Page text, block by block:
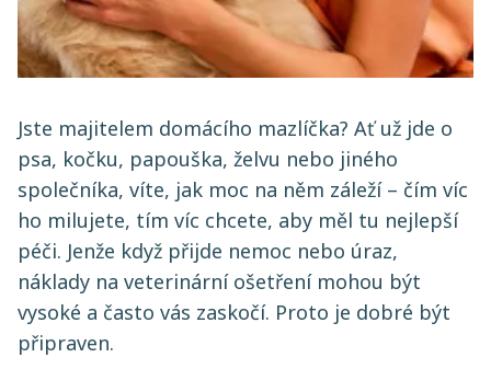
Jste majitelem domácího mazlíčka? Ať už jde o
psa, kočku, papouška, želvu nebo jiného
společníka, víte, jak moc na něm záleží – čím víc
ho milujete, tím víc chcete, aby měl tu nejlepší
péči. Jenže když přijde nemoc nebo úraz,
náklady na veterinární ošetření mohou být
vysoké a často vás zaskočí. Proto je dobré být
připraven.